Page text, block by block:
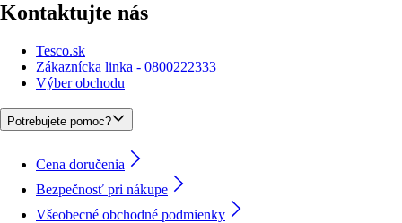
Kontaktujte nás
Tesco.sk
Zákaznícka linka - 0800222333
Výber obchodu
Potrebujete pomoc?
Cena doručenia
Bezpečnosť pri nákupe
Všeobecné obchodné podmienky